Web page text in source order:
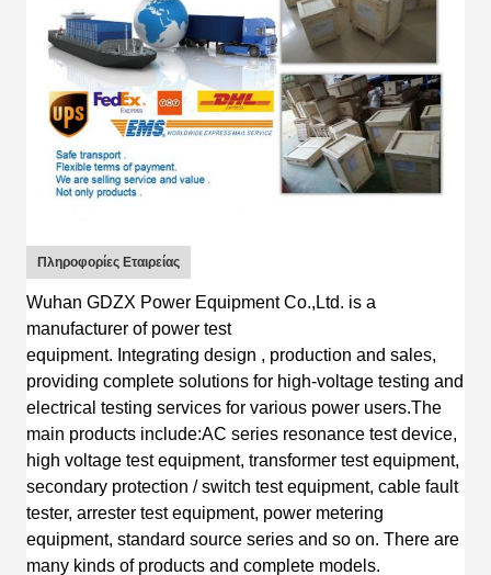
Πληροφορίες Εταιρείας
Wuhan GDZX Power Equipment Co.,Ltd. is a
manufacturer of power test
equipment. ntegrating design , production and sales,
providing complete solutions for high-voltage testing and
electrical testing services for various power users.The
main products include:AC series resonance test device,
high voltage test equipment, transformer test equipment,
secondary protection / switch test equipment, cable fault
tester, arrester test equipment, power metering
equipment, standard source series and so on. There are
many kinds of products and complete models.